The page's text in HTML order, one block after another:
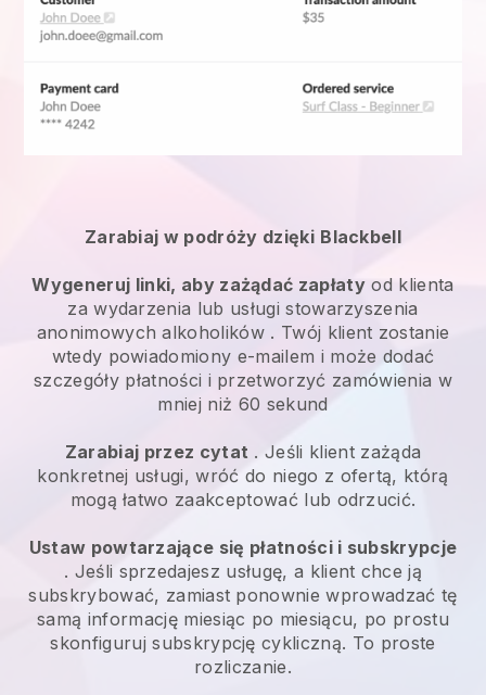
Zarabiaj w podróży dzięki Blackbell
Wygeneruj linki, aby zażądać zapłaty od klienta
zawydarzenia lub usługi stowarzyszenia
anonimowych alkoholików . Twój klient zostanie
wtedy powiadomiony e-mailem i może dodać
szczegóły płatności i przetworzyć zamówienia w
mniej niż 60 sekund
Zarabiaj przez cytat . Jeśli klient zażąda
konkretnej usługi, wróć do niego z ofertą, którą
mogą łatwo zaakceptować lub odrzucić.
Ustaw powtarzające się płatności i subskrypcje
. Jeśli sprzedajesz usługę, a klient chce ją
subskrybować, zamiast ponownie wprowadzać tę
samą informację miesiąc po miesiącu, po prostu
skonfiguruj subskrypcję cykliczną. To proste
rozliczanie.